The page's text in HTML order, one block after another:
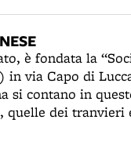
è fondata la
in via Capo di
si contano in
quelle dei
storico,